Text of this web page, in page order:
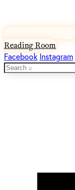
Reading Room
Facebook Instagram